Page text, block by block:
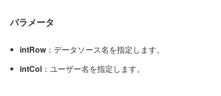
パラメータ
intRow ：データソース名を指定します。
intCol ：ユーザー名を指定します。